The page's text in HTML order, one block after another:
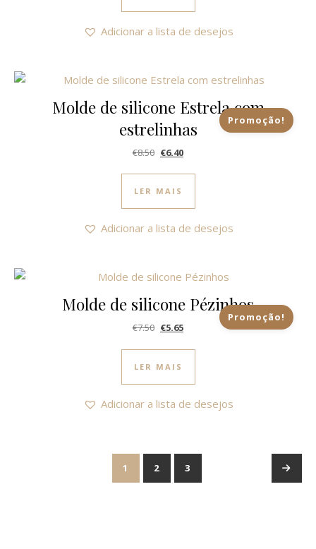
Adicionar a lista de desejos
Promoção!
Molde de silicone Estrela com
estrelinhas
€8.50 O preço original era: €8.50.
€6.40O preço atual é: €6.40.
LER MAIS
Adicionar a lista de desejos
Promoção!
Molde de silicone Pézinhos
€7.50 O preço original era: €7.50.
€5.65O preço atual é: €5.65.
LER MAIS
Adicionar a lista de desejos
1 2 3